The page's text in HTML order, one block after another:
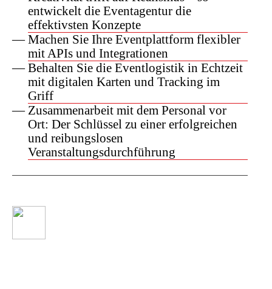
entwickelt die Eventagentur die
effektivsten Konzepte
Machen Sie Ihre Eventplattform flexibler
mit APIs und Integrationen
Behalten Sie die Eventlogistik in Echtzeit
mit digitalen Karten und Tracking im
Griff
Zusammenarbeit mit dem Personal vor
Ort: Der Schlüssel zu einer erfolgreichen
und reibungslosen
Veranstaltungsdurchführung